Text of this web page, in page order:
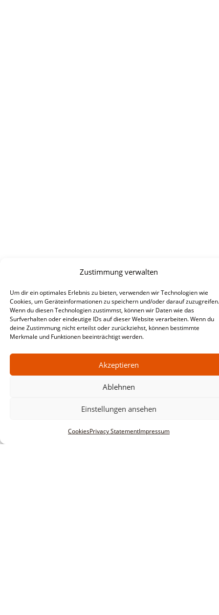
Zustimmung verwalten
Um dir ein optimales Erlebnis zu bieten, verwenden wir Technologien wie
Cookies, um Geräteinformationen zu speichern und/oder darauf zuzugreifen.
Wenn du diesen Technologien zustimmst, können wir Daten wie das
Surfverhalten oder eindeutige IDs auf dieser Website verarbeiten. Wenn du
deine Zustimmung nicht erteilst oder zurückziehst, können bestimmte
Merkmale und Funktionen beeinträchtigt werden.
Akzeptieren
Ablehnen
Einstellungen ansehen
CookiesPrivacy StatementImpressum